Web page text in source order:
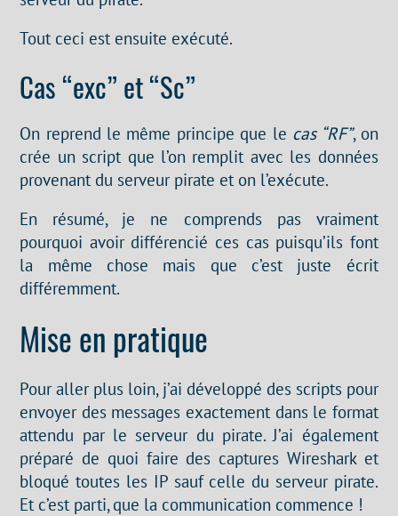
Tout ceci est ensuite exécuté.
Cas “exc” et “Sc”
On reprend le même principe que le cas “RF”, on
crée un script que l’on remplit avec les données
provenant du serveur pirate et on l’exécute.
En résumé, je ne comprends pas vraiment
pourquoi avoir différencié ces cas puisqu’ils font
la même chose mais que c’est juste écrit
différemment.
Mise en pratique
Pour aller plus loin, j’ai développé des scripts pour
envoyer des messages exactement dans le format
attendu par le serveur du pirate. J’ai également
préparé de quoi faire des captures Wireshark et
bloqué toutes les IP sauf celle du serveur pirate.
Et c’est parti, que la communication commence !